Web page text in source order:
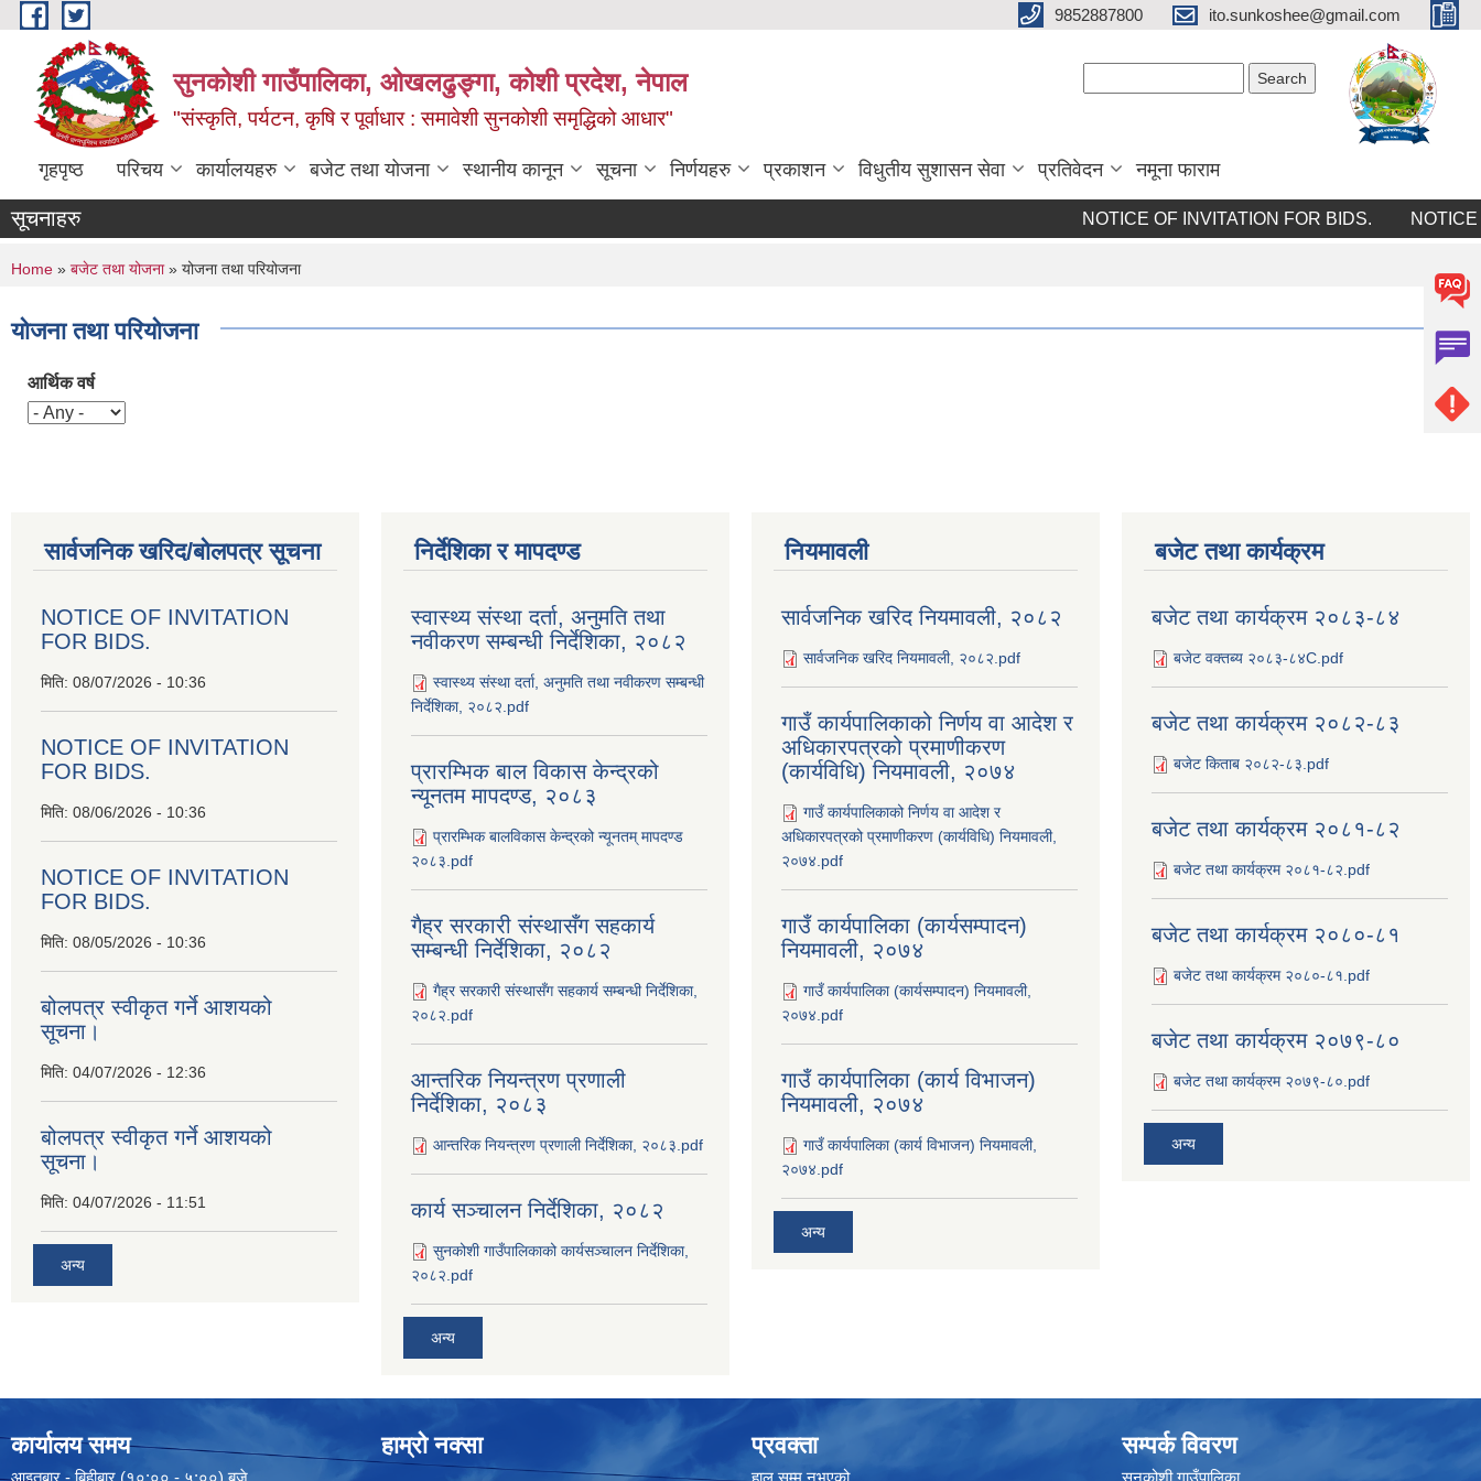
Skip to main content 9852887800 ito.sunkoshee@gmail.com
सुनकोशी गाउँपालिका, ओखलढुङ्गा, कोशी प्रदेश, नेपाल
"संस्कृति, पर्यटन, कृषि र पूर्वाधार : समावेशी सुनकोशी समृद्धिको आधार"
गृहपृष्ठ परिचय कार्यालयहरु बजेट तथा योजना स्थानीय कानून सूचना निर्णयहरु प्रकाशन विधुतीय सुशासन सेवा प्रतिवेदन नमूना फाराम
सूचनाहरु NOTICE OF INVITATION FOR BIDS. NOTICE
You are here
Home » बजेट तथा योजना» योजना तथा परियोजना
योजना तथा परियोजना
आर्थिक वर्ष
सार्वजनिक खरिद/बोलपत्र सूचना
NOTICE OF INVITATION
FOR BIDS.
मिति: 08/07/2026 - 10:36
NOTICE OF INVITATION
FOR BIDS.
मिति: 08/06/2026 - 10:36
NOTICE OF INVITATION
FOR BIDS.
मिति: 08/05/2026 - 10:36
बोलपत्र स्वीकृत गर्ने आशयको
सूचना।
मिति: 04/07/2026 - 12:36
बोलपत्र स्वीकृत गर्ने आशयको
सूचना।
मिति: 04/07/2026 - 11:51
अन्य
निर्देशिका र मापदण्ड
स्वास्थ्य संस्था दर्ता, अनुमति तथा
नवीकरण सम्बन्धी निर्देशिका, २०८२
स्वास्थ्य संस्था दर्ता, अनुमति तथा नवीकरण सम्बन्धी
निर्देशिका, २०८२.pdf
प्रारम्भिक बाल विकास केन्द्रको
न्यूनतम मापदण्ड, २०८३
प्रारम्भिक बालविकास केन्द्रको न्यूनतम् मापदण्ड
२०८३.pdf
गैह्र सरकारी संस्थासँग सहकार्य
सम्बन्धी निर्देशिका, २०८२
गैह्र सरकारी संस्थासँग सहकार्य सम्बन्धी निर्देशिका,
२०८२.pdf
आन्तरिक नियन्त्रण प्रणाली
निर्देशिका, २०८३
आन्तरिक नियन्त्रण प्रणाली निर्देशिका, २०८३.pdf
कार्य सञ्‍चालन निर्देशिका, २०८२
सुनकोशी गाउँपालिकाको कार्यसञ्‍चालन निर्देशिका,
२०८२.pdf
अन्य
नियमावली
सार्वजनिक खरिद नियमावली, २०८२
सार्वजनिक खरिद नियमावली, २०८२.pdf
गाउँ कार्यपालिकाको निर्णय वा आदेश र
अधिकारपत्रको प्रमाणीकरण
(कार्यविधि) नियमावली, २०७४
गाउँ कार्यपालिकाको निर्णय वा आदेश र
अधिकारपत्रको प्रमाणीकरण (कार्यविधि) नियमावली,
२०७४.pdf
गाउँ कार्यपालिका (कार्यसम्पादन)
नियमावली, २०७४
गाउँ कार्यपालिका (कार्यसम्पादन) नियमावली,
२०७४.pdf
गाउँ कार्यपालिका (कार्य विभाजन)
नियमावली, २०७४
गाउँ कार्यपालिका (कार्य विभाजन) नियमावली,
२०७४.pdf
अन्य
बजेट तथा कार्यक्रम
बजेट तथा कार्यक्रम २०८३-८४
बजेट वक्तब्य २०८३-८४C.pdf
बजेट तथा कार्यक्रम २०८२-८३
बजेट किताब २०८२-८३.pdf
बजेट तथा कार्यक्रम २०८१-८२
बजेट तथा कार्यक्रम २०८१-८२.pdf
बजेट तथा कार्यक्रम २०८०-८१
बजेट तथा कार्यक्रम २०८०-८१.pdf
बजेट तथा कार्यक्रम २०७९-८०
बजेट तथा कार्यक्रम २०७९-८०.pdf
अन्य
कार्यालय समय
आइतबार - बिहीबार (१०:०० - ५:००) बजे
हाम्रो नक्सा प्रवक्ता
हाल सम्म नभएको
सम्पर्क विवरण
सुनकोशी गाउँपालिका